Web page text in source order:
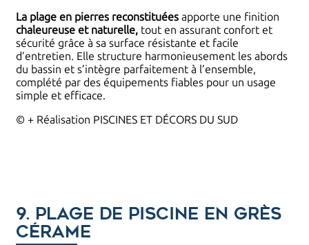
La plage en pierres reconstituées apporte une finition
chaleureuse et naturelle, tout en assurant confort et
sécurité grâce à sa surface résistante et facile
d’entretien. Elle structure harmonieusement les abords
du bassin et s’intègre parfaitement à l’ensemble,
complété par des équipements fiables pour un usage
simple et efficace.
© + Réalisation PISCINES ET DÉCORS DU SUD
9. Plage de piscine en grès
cérame